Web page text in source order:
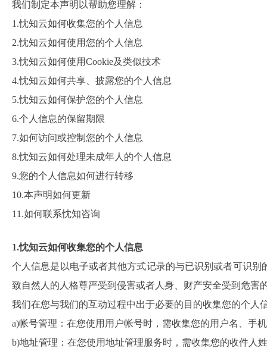
我们制定本声明以帮助您理解：
1.忱知云如何收集您的个人信息
2.忱知云如何使用您的个人信息
3.忱知云如何使用Cookie及类似技术
4.忱知云如何共享、披露您的个人信息
5.忱知云如何保护您的个人信息
6.个人信息的保留期限
7.如何访问或控制您的个人信息
8.忱知云如何处理未成年人的个人信息
9.您的个人信息如何进行转移
10.本声明如何更新
11.如何联系忱知咨询
1.忱知云如何收集您的个人信息
个人信息是以电子或者其他方式记录的与已识别或者可识
致自然人的人格尊严受到侵害或者人身、财产安全受到危
我们在您与我们的互动过程中出于必要的目的收集您的个
a)帐号管理：在您使用用户帐号时，需收集您的用户名、手
b)地址管理：在您使用地址管理服务时，需收集您的收件人